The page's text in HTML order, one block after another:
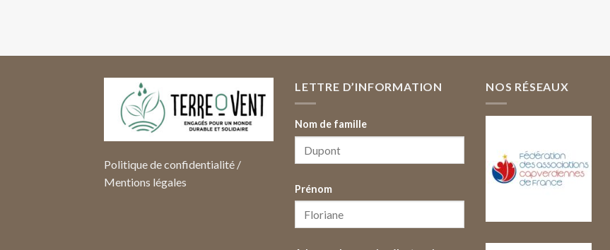
Politique de confidentialité /
Mentions légales
LETTRE D’INFORMATION
Nom de famille
Prénom
NOS RÉSEAUX